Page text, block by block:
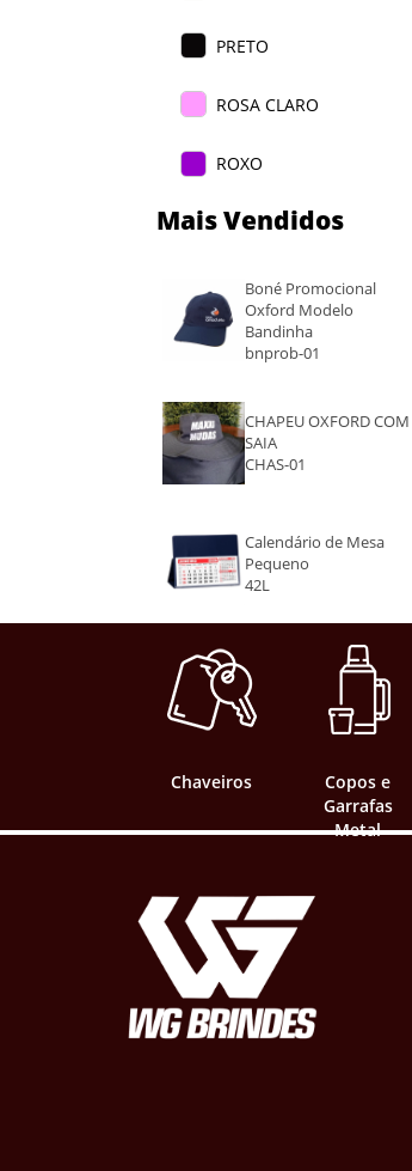
PRETO
ROSA CLARO
ROXO
VERDE CLARO
LARANJA
PINK
BRANCO
AZUL
ROSA
VERMELHO
AZUL ESCURO
MADEIRA
Mais Vendidos
Boné Promocional
Oxford Modelo
Bandinha
bnprob-01
CHAPEU OXFORD COM
SAIA
CHAS-01
Calendário de Mesa
Pequeno
42L
Chaveiros
Copos e
Garrafas
Metal